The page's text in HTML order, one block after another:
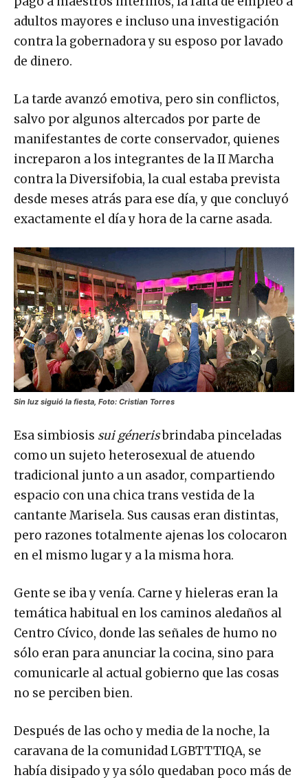
adultos mayores e incluso una investigación
contra la gobernadora y su esposo por lavado
de dinero.
La tarde avanzó emotiva, pero sin conflictos,
salvo por algunos altercados por parte de
manifestantes de corte conservador, quienes
increparon a los integrantes de la II Marcha
contra la Diversifobia, la cual estaba prevista
desde meses atrás para ese día, y que concluyó
exactamente el día y hora de la carne asada.
Sin luz siguió la fiesta, Foto: Cristian Torres
Esa simbiosis sui génerisbrindaba pinceladas
como un sujeto heterosexual de atuendo
tradicional junto a un asador, compartiendo
espacio con una chica trans vestida de la
cantante Marisela. Sus causas eran distintas,
pero razones totalmente ajenas los colocaron
en el mismo lugar y a la misma hora.
Gente se iba y venía. Carne y hieleras eran la
temática habitual en los caminos aledaños al
Centro Cívico, donde las señales de humo no
sólo eran para anunciar la cocina, sino para
comunicarle al actual gobierno que las cosas
no se perciben bien.
Después de las ocho y media de la noche, la
caravana de la comunidad LGBTTTIQA, se
había disipado y ya sólo quedaban poco más de